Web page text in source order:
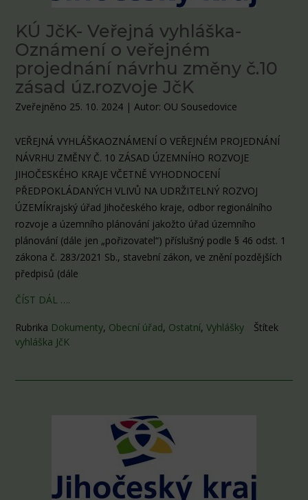
KÚ JčK- Veřejná vyhláška-
Oznámení o veřejném
projednání návrhu změny č.10
zásad úz.rozvoje JčK
Zveřejněno 25. 10. 2024 | Autor: OU Sousedovice
VEŘEJNÁ VYHLÁŠKAOZNÁMENÍ O VEŘEJNÉM PROJEDNÁNÍ
NÁVRHU ZMĚNY Č. 10 ZÁSAD ÚZEMNÍHO ROZVOJE
JIHOČESKÉHO KRAJE VČETNĚ VYHODNOCENÍ
PŘEDPOKLÁDANÝCH VLIVŮ NA UDRŽITELNÝ ROZVOJ
ÚZEMÍKrajský úřad Jihočeského kraje, odbor regionálního
rozvoje a územního plánování jakožto úřad územního
plánování (dále jen „pořizovatel“) příslušný podle § 46 odst. 1
zákona č. 283/2021 Sb., stavební zákon, ve znění pozdějších
předpisů (dále
ČÍST DÁL ….
Rubrika Dokumenty, Obecní úřad, Ostatní, Vyhlášky
Štítek
vyhláška JčK